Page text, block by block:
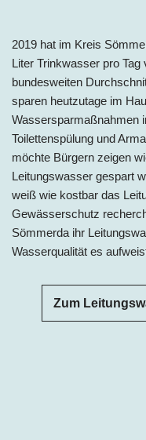
2019 hat im Kreis
Liter Trinkwasser pro Tag
bundesweiten
sparen heutzutage im
Wassersparmaßnahmen
Toilettenspülung und
möchte Bürgern zeigen
Leitungswasser gespart
weiß wie kostbar das
Gewässerschutz
Sömmerda ihr
Wasserqualität es
Zum